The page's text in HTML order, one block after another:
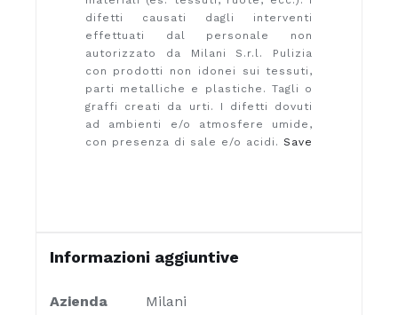
difetti causati dagli interventi
effettuati dal personale non
autorizzato da Milani S.r.l. Pulizia
con prodotti non idonei sui tessuti,
parti metalliche e plastiche. Tagli o
graffi creati da urti. I difetti dovuti
ad ambienti e/o atmosfere umide,
con presenza di sale e/o acidi. Save
Informazioni aggiuntive
Azienda Milani